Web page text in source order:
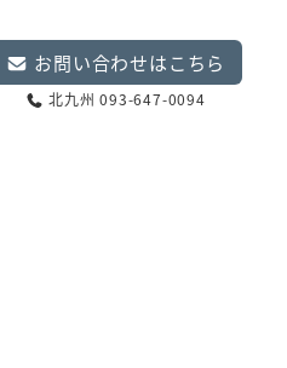
お問い合わせはこちら
北九州 093-647-0094